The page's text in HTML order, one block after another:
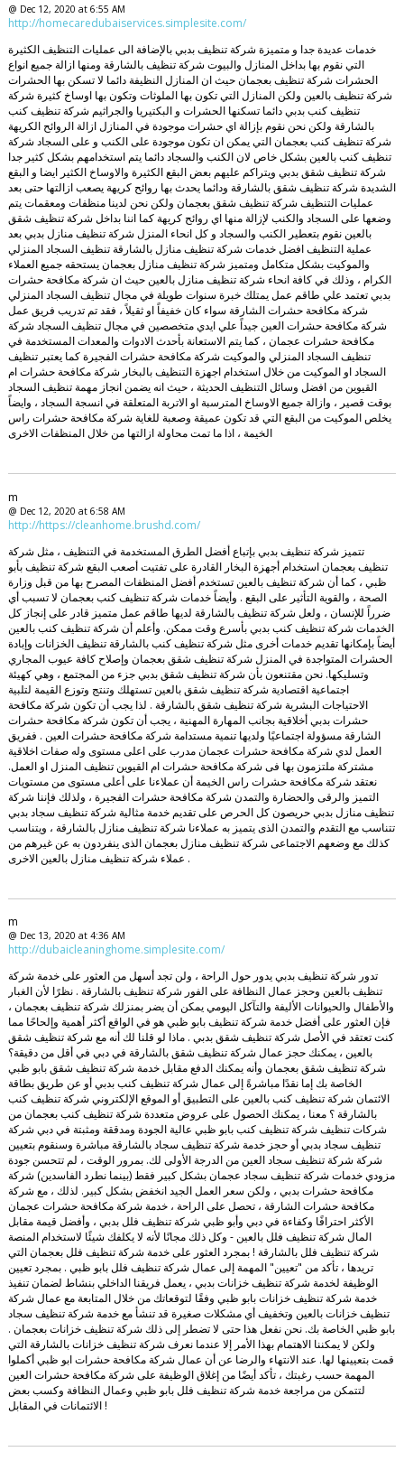
@ Dec 12, 2020 at 6:55 AM
http://homecaredubaiservices.simplesite.com/
خدمات عديدة جدا و متميزة شركة تنظيف بدبي بالإضافة الى عمليات التنظيف الكثيرة
التي نقوم بها بداخل المنازل والبيوت شركة تنظيف بالشارقة ومنها ازالة جميع انواع
الحشرات شركة تنظيف بعجمان حيث ان المنازل النظيفة دائما لا تسكن بها الحشرات
شركة تنظيف بالعين ولكن المنازل التي تكون بها الملوثات وتكون بها اوساخ كثيرة شركة
تنظيف كنب بدبي دائما تسكنها الحشرات و البكتيريا والجراثيم شركة تنظيف كنب
بالشارقة ولكن نحن نقوم بإزالة اي حشرات موجودة في المنازل ازالة الروائح الكريهة
شركة تنظيف كنب بعجمان التي يمكن ان تكون موجودة على الكنب و على السجاد شركة
تنظيف كنب بالعين بشكل خاص لان الكنب والسجاد دائما يتم استخدامهم بشكل كثير جدا
شركة تنظيف شقق بدبي ويتراكم عليهم بعض البقع الكثيرة والاوساخ الكثير ايضا و البقع
الشديدة شركة تنظيف شقق بالشارقة ودائما يحدث بها روائح كريهة يصعب ازالتها حتى بعد
عمليات التنظيف شركة تنظيف شقق بعجمان ولكن نحن لدينا منظفات ومعقمات يتم
وضعها على السجاد والكنب لإزالة منها اي روائح كريهة كما اننا بداخل شركة تنظيف شقق
بالعين نقوم بتعطير الكنب والسجاد و كل انحاء المنزل شركة تنظيف منازل بدبي بعد
عملية التنظيف افضل خدمات شركة تنظيف منازل بالشارقة تنظيف السجاد المنزلي
والموكيت بشكل متكامل ومتميز شركة تنظيف منازل بعجمان يستحقه جميع العملاء
الكرام ، وذلك في كافة انحاء شركة تنظيف منازل بالعين حيث ان شركة مكافحة حشرات
بدبي تعتمد علي طاقم عمل يمتلك خبرة سنوات طويلة في مجال تنظيف السجاد المنزلي
شركة مكافحة حشرات الشارقة سواء كان خفيفاً او ثقيلاً ، فقد تم تدريب فريق عمل
شركة مكافحة حشرات العين جيداً علي ايدي متخصصين في مجال تنظيف السجاد شركة
مكافحة حشرات عجمان ، كما يتم الاستعانة بأحدث الادوات والمعدات المستخدمة في
تنظيف السجاد المنزلي والموكيت شركة مكافحة حشرات الفجيرة كما يعتبر تنظيف
السجاد او الموكيت من خلال استخدام اجهزة التنظيف بالبخار شركة مكافحة حشرات ام
القيوين من افضل وسائل التنظيف الحديثة ، حيث انه يضمن انجاز مهمة تنظيف السجاد
بوقت قصير ، وازالة جميع الاوساخ المترسبة او الاتربة المتعلقة في انسجة السجاد ، وايضاً
يخلص الموكيت من البقع التي قد تكون عميقة وصعبة للغاية شركة مكافحة حشرات راس
الخيمة ، اذا ما تمت محاولة ازالتها من خلال المنظفات الاخرى
m
@ Dec 12, 2020 at 6:58 AM
http://https://cleanhome.brushd.com/
تتميز شركة تنظيف بدبي بإتباع أفضل الطرق المستخدمة في التنظيف ، مثل شركة
تنظيف بعجمان استخدام أجهزة البخار القادرة على تفتيت أصعب البقع شركة تنظيف بأبو
ظبي ، كما أن شركة تنظيف بالعين تستخدم أفضل المنظفات المصرح بها من قبل وزارة
الصحة ، والقوية التأثير على البقع . وأيضاً خدمات شركة تنظيف كنب بعجمان لا تسبب أي
ضرراً للإنسان ، ولعل شركة تنظيف بالشارقة لديها طاقم عمل متميز قادر على إنجاز كل
الخدمات شركة تنظيف كنب بدبي بأسرع وقت ممكن. وأعلم أن شركة تنظيف كنب بالعين
أيضاً بإمكانها تقديم خدمات أخرى مثل شركة تنظيف كنب بالشارقة تنظيف الخزانات وإبادة
الحشرات المتواجدة في المنزل شركة تنظيف شقق بعجمان وإصلاح كافة عيوب المجاري
وتسليكها. نحن مقتنعون بأن شركة تنظيف شقق بدبي جزء من المجتمع ، وهي كهيئة
اجتماعية اقتصادية شركة تنظيف شقق بالعين تستهلك وتنتج وتوزع القيمة لتلبية
الاحتياجات البشرية شركة تنظيف شقق بالشارقة . لذا يجب أن تكون شركة مكافحة
حشرات بدبي أخلاقية بجانب المهارة المهنية ، يجب أن تكون شركة مكافحة حشرات
الشارقة مسؤولة اجتماعيًا ولديها تنمية مستدامة شركة مكافحة حشرات العين . ففريق
العمل لدي شركة مكافحة حشرات عجمان مدرب على اعلى مستوى وله صفات اخلاقية
مشتركة ملتزمون بها فى شركة مكافحة حشرات ام القيوين تنظيف المنزل او العمل.
نعتقد شركة مكافحة حشرات راس الخيمة أن عملاءنا على أعلى مستوى من مستويات
التميز والرقى والحضارة والتمدن شركة مكافحة حشرات الفجيرة ، ولذلك فإننا شركة
تنظيف منازل بدبي حريصون كل الحرص على تقديم خدمة مثالية شركة تنظيف سجاد بدبي
تتناسب مع التقدم والتمدن الذى يتميز به عملاءنا شركة تنظيف منازل بالشارقة ، ويتناسب
كذلك مع وضعهم الاجتماعى شركة تنظيف منازل بعجمان الذى ينفردون به عن غيرهم من
عملاء شركة تنظيف منازل بالعين الاخرى .
m
@ Dec 13, 2020 at 4:36 AM
http://dubaicleaninghome.simplesite.com/
تدور شركة تنظيف بدبي يدور حول الراحة ، ولن تجد أسهل من العثور على خدمة شركة
تنظيف بالعين وحجز عمال النظافة على الفور شركة تنظيف بالشارقة . نظرًا لأن الغبار
والأطفال والحيوانات الأليفة والتآكل اليومي يمكن أن يضر بمنزلك شركة تنظيف بعجمان ،
فإن العثور على أفضل خدمة شركة تنظيف بابو ظبي هو في الواقع أكثر أهمية وإلحاحًا مما
كنت تعتقد في الأصل شركة تنظيف شقق بدبي . ماذا لو قلنا لك أنه مع شركة تنظيف شقق
بالعين ، يمكنك حجز عمال شركة تنظيف شقق بالشارقة في دبي في أقل من دقيقة؟
شركة تنظيف شقق بعجمان وأنه يمكنك الدفع مقابل خدمة شركة تنظيف شقق بابو ظبي
الخاصة بك إما نقدًا مباشرةً إلى عمال شركة تنظيف كنب بدبي أو عن طريق بطاقة
الائتمان شركة تنظيف كنب بالعين على التطبيق أو الموقع الإلكتروني شركة تنظيف كنب
بالشارقة ؟ معنا ، يمكنك الحصول على عروض متعددة شركة تنظيف كنب بعجمان من
شركات تنظيف شركة تنظيف كنب بابو ظبي عالية الجودة ومدققة ومثبتة في دبي شركة
تنظيف سجاد بدبي أو حجز خدمة شركة تنظيف سجاد بالشارقة مباشرة وسنقوم بتعيين
شركة شركة تنظيف سجاد العين من الدرجة الأولى لك. بمرور الوقت ، لم تتحسن جودة
مزودي خدمات شركة تنظيف سجاد عجمان بشكل كبير فقط (بينما نطرد الفاسدين) شركة
مكافحة حشرات بدبي ، ولكن سعر العمل الجيد انخفض بشكل كبير. لذلك ، مع شركة
مكافحة حشرات الشارقة ، تحصل على الراحة ، خدمة شركة مكافحة حشرات عجمان
الأكثر احترافًا وكفاءة في دبي وأبو ظبي شركة تنظيف فلل بدبي ، وأفضل قيمة مقابل
المال شركة تنظيف فلل بالعين - وكل ذلك مجانًا لأنه لا يكلفك شيئًا لاستخدام المنصة
شركة تنظيف فلل بالشارقة ! بمجرد العثور على خدمة شركة تنظيف فلل بعجمان التي
تريدها ، تأكد من "تعيين" المهمة إلى عمال شركة تنظيف فلل بابو ظبي . بمجرد تعيين
الوظيفة لخدمة شركة تنظيف خزانات بدبي ، يعمل فريقنا الداخلي بنشاط لضمان تنفيذ
خدمة شركة تنظيف خزانات بابو ظبي وفقًا لتوقعاتك من خلال المتابعة مع عمال شركة
تنظيف خزانات بالعين وتخفيف أي مشكلات صغيرة قد تنشأ مع خدمة شركة تنظيف سجاد
بابو ظبي الخاصة بك. نحن نفعل هذا حتى لا تضطر إلى ذلك شركة تنظيف خزانات بعجمان .
ولكن لا يمكننا الاهتمام بهذا الأمر إلا عندما نعرف شركة تنظيف خزانات بالشارقة التي
قمت بتعيينها لها. عند الانتهاء والرضا عن أن عمال شركة مكافحة حشرات ابو ظبي أكملوا
المهمة حسب رغبتك ، تأكد أيضًا من إغلاق الوظيفة على شركة مكافحة حشرات العين
لتتمكن من مراجعة خدمة شركة تنظيف فلل بابو ظبي وعمال النظافة وكسب بعض
الائتمانات في المقابل !